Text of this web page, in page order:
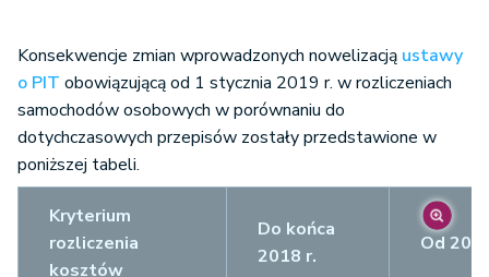
Konsekwencje zmian wprowadzonych nowelizacją ustawy
o PIT obowiązującą od 1 stycznia 2019 r. w rozliczeniach
samochodów osobowych w porównaniu do
dotychczasowych przepisów zostały przedstawione w
poniższej tabeli.
Kryterium
rozliczenia
kosztów
Do końca
2018 r.
Od